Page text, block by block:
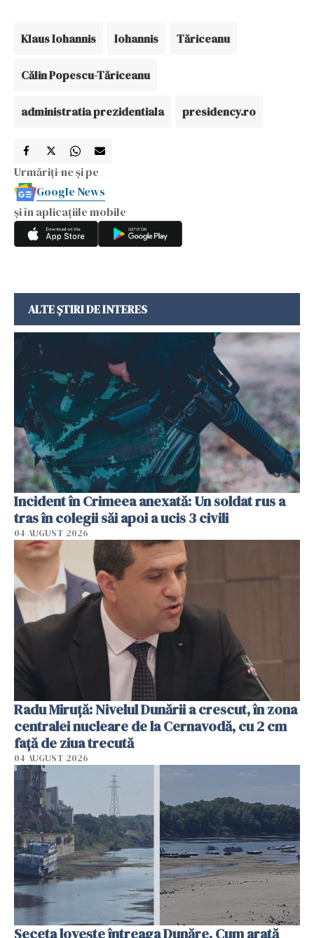
Klaus Iohannis Iohannis Tăriceanu
Călin Popescu-Tăriceanu
administratia prezidentiala presidency.ro
Urmăriți-ne și pe
Google News
și în aplicațiile mobile
ALTE ȘTIRI DE INTERES
Incident în Crimeea anexată: Un soldat rus a
tras în colegii săi apoi a ucis 3 civili
04 AUGUST 2026
Radu Miruţă: Nivelul Dunării a crescut, în zona
centralei nucleare de la Cernavodă, cu 2 cm
faţă de ziua trecută
04 AUGUST 2026
Seceta lovește întreaga Dunăre. Cum arată